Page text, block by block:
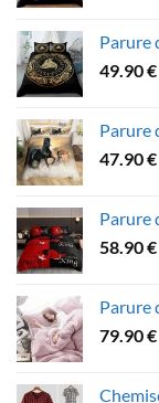
Parure
49.90€
Parure
47.90€
Parure
58.90€
Parure
79.90€